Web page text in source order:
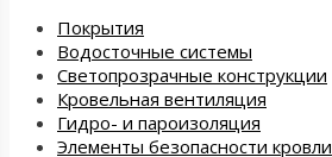
Покрытия
Водосточные системы
Светопрозрачные конструкции
Кровельная вентиляция
Гидро- и пароизоляция
Элементы безопасности кровли